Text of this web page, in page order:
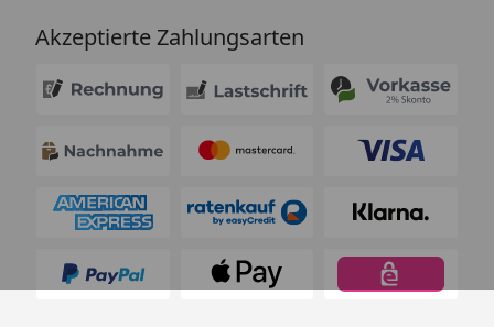
Akzeptierte Zahlungsarten